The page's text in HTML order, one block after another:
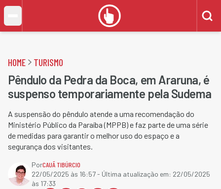
HOME TURISMO
Pêndulo da Pedra da Boca, em Araruna, é
suspenso temporariamente pela Sudema
A suspensão do pêndulo atende a uma recomendação do
Ministério Público da Paraíba (MPPB) e faz parte de uma série
de medidas para garantir o melhor uso do espaço e a
segurança dos visitantes.
PorCAUÃ TIBÚRCIO
22/05/2025 às 16:57- Última atualização em: 22/05/2025
às 17:33